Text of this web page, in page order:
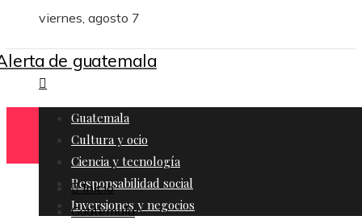
viernes, agosto 7
Guatemala
Cultura y ocio
Ciencia y tecnología
Responsabilidad social
Inversiones y negocios
Inicio
Guatemala